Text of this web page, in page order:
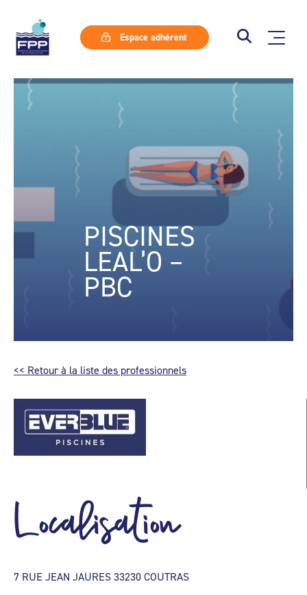
Espace adhérent
PISCINES
LEAL’O –
PBC
<< Retour à la liste des professionnels
Localisation
7 RUE JEAN JAURES 33230 COUTRAS